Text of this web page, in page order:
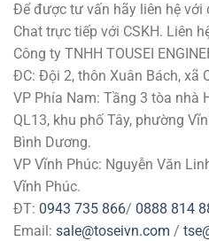
Để được tư vấn hãy liên hệ với
Chat trực tiếp với CSKH. Liên
Công ty TNHH TOUSEI
ĐC: Đội 2, thôn Xuân Bách, xã
VP Phía Nam: Tầng 3 tòa nhà
QL13, khu phố Tây, phường
Bình Dương.
VP Vĩnh Phúc: Nguyễn Văn
Vĩnh Phúc.
ĐT: 0943 735 866/ 0888 814
Email: sale@toseivn.com /